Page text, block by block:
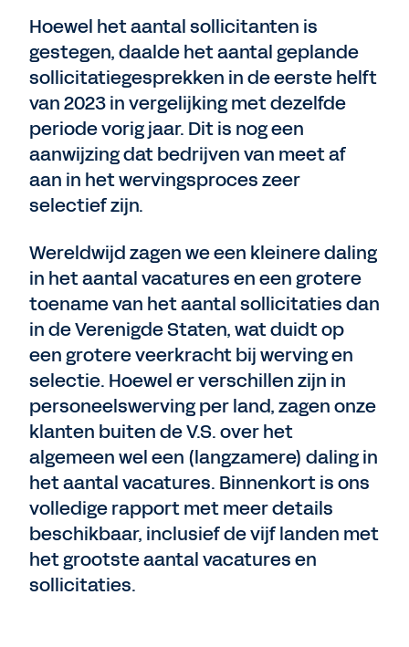
Hoewel het aantal sollicitanten is
gestegen, daalde het aantal geplande
sollicitatiegesprekken in de eerste helft
van 2023 in vergelijking met dezelfde
periode vorig jaar. Dit is nog een
aanwijzing dat bedrijven van meet af
aan in het wervingsproces zeer
selectief zijn.
Wereldwijd zagen we een kleinere daling
in het aantal vacatures en een grotere
toename van het aantal sollicitaties dan
in de Verenigde Staten, wat duidt op
een grotere veerkracht bij werving en
selectie. Hoewel er verschillen zijn in
personeelswerving per land, zagen onze
klanten buiten de V.S. over het
algemeen wel een (langzamere) daling in
het aantal vacatures. Binnenkort is ons
volledige rapport met meer details
beschikbaar, inclusief de vijf landen met
het grootste aantal vacatures en
sollicitaties.